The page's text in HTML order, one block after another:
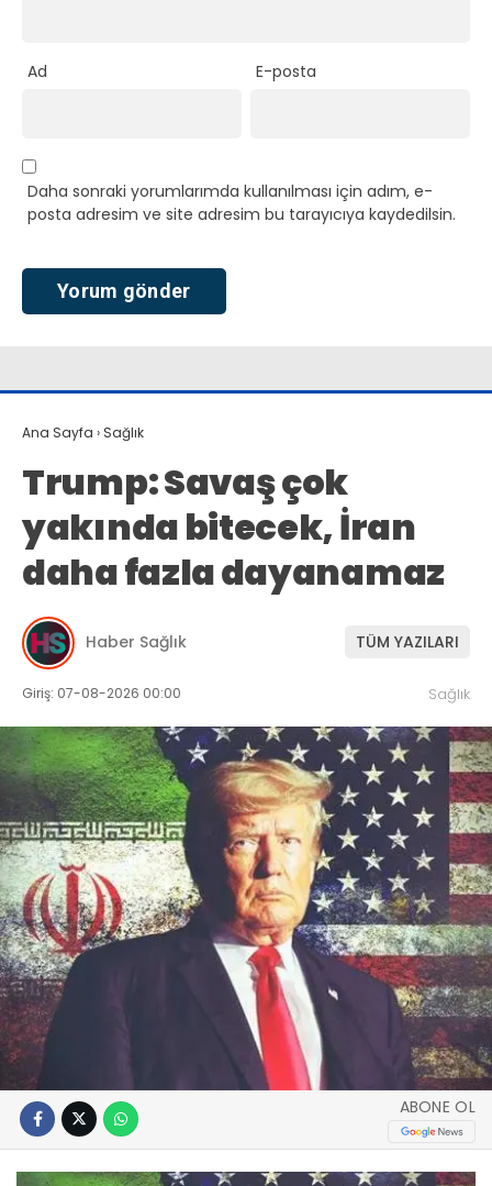
Ad E-posta
Daha sonraki yorumlarımda kullanılması için adım, e-
posta adresim ve site adresim bu tarayıcıya kaydedilsin.
Ana Sayfa › Sağlık
Trump: Savaş çok
yakında bitecek, İran
daha fazla dayanamaz
Haber Sağlık TÜM YAZILARI
Giriş: 07-08-2026 00:00 Sağlık
ABONE OL